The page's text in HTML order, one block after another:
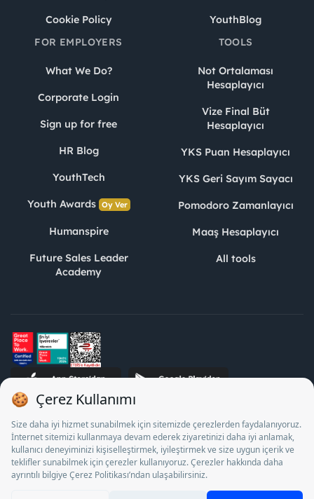
Cookie Policy
YouthBlog
FOR EMPLOYERS
What We Do?
Corporate Login
Sign up for free
HR Blog
YouthTech
Youth Awards Oy Ver
Humanspire
Future Sales Leader
Academy
TOOLS
Not Ortalaması
Hesaplayıcı
Vize Final Büt
Hesaplayıcı
YKS Puan Hesaplayıcı
YKS Geri Sayım Sayacı
Pomodoro Zamanlayıcı
Maaş Hesaplayıcı
All tools
STJ Human Resources Informatics and Consultancy Inc. as a
Private Employment Agency to operate between 13/05/2025 -
12/05/2028, Turkey Employment Agency by 18/04/2025 date
and 18095710 numbered decision in accordance with the
document No. 1078 operates with. Pursuant to Law No. 4904,